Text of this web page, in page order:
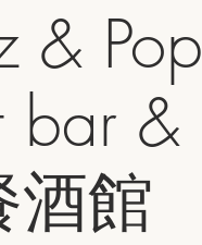
& Pop
bar &
酒館